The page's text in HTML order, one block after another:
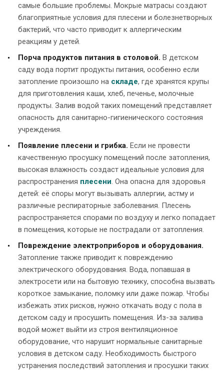
самые большие проблемы. Мокрые матрасы создают
благоприятные условия для плесени и болезнетворных
бактерий, что часто приводит к аллергическим
реакциям у детей.
Порча продуктов питания в столовой. В детском
саду вода портит продукты питания, особенно если
затопление произошло на складе, где хранятся крупы
для приготовления каши, хлеб, печенье, молочные
продукты. Залив водой таких помещений представляет
опасность для санитарно-гигиенического состояния
учреждения.
Появление плесени и грибка. Если не провести
качественную просушку помещений после затопления,
высокая влажность создаст идеальные условия для
распространения плесени. Она опасна для здоровья
детей: её споры могут вызывать аллергии, астму и
различные респираторные заболевания. Плесень
распространяется спорами по воздуху и легко попадает
в помещения, которые не пострадали от затопления.
Повреждение электроприборов и оборудования.
Затопление также приводит к повреждению
электрического оборудования. Вода, попавшая в
электросети или на бытовую технику, способна вызвать
короткое замыкание, поломку или даже пожар. Чтобы
избежать этих рисков, нужно откачать воду с пола в
детском саду и просушить помещения. Из-за залива
водой может выйти из строя вентиляционное
оборудование, что нарушит нормальные санитарные
условия в детском саду. Необходимость быстрого
устранения последствий затопления и просушки таких